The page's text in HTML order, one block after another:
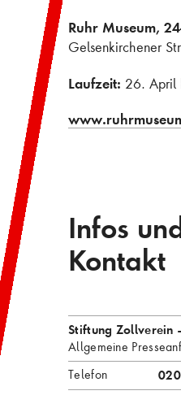
Ruhr Museum,
Gelsenkirchener
Laufzeit: 26. April
Infos und
Kontakt
Stiftung Zollverein
Allgemeine
Telefon